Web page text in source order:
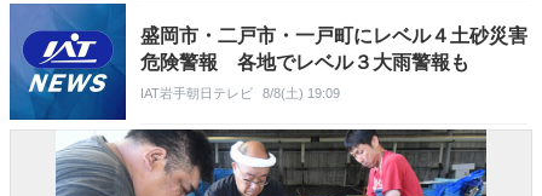
盛岡市・二戸市・一戸町にレベル４土砂災害
危険警報 各地でレベル３大雨警報も
IAT岩手朝日テレビ 8/8(土) 19:09